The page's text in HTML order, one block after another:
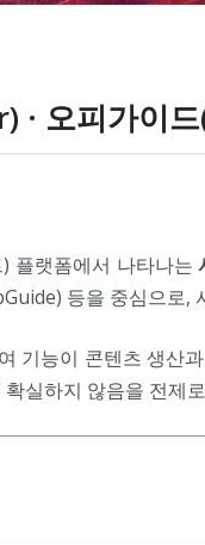
· 오피가이
플랫폼에서 나타나는
등을 중심으로,
기능이 콘텐츠 생산
실하지 않음을 전제